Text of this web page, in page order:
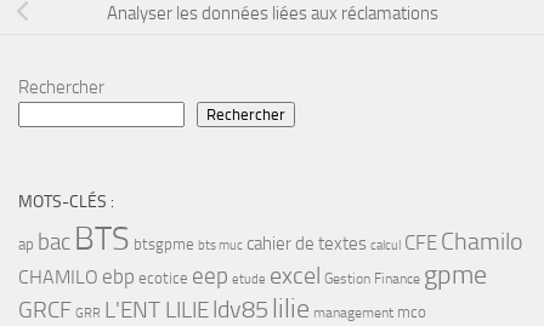
Analyser les données liées aux réclamations
Rechercher
Rechercher
MOTS-CLÉS :
ap bac BTS btsgpme bts muc cahier de textes calcul CFE Chamilo
CHAMILO ebp ecotice eep etude excel Gestion Finance gpme
GRCF GRR L'ENT LILIEldv85 lilie management mco